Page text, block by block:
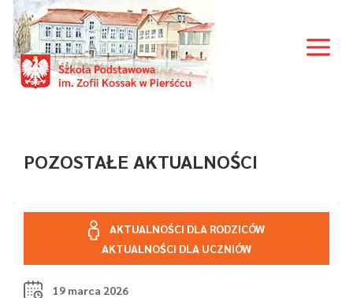
POZOSTAŁE AKTUALNOŚCI
AKTUALNOŚCI DLA RODZICÓW
AKTUALNOŚCI DLA UCZNIÓW
19 marca 2026